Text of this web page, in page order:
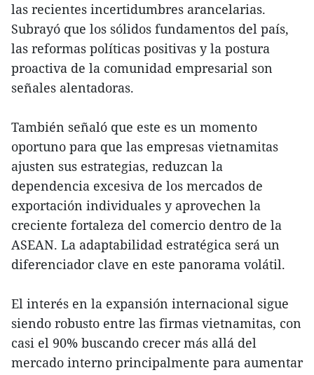
las recientes incertidumbres arancelarias.
Subrayó que los sólidos fundamentos del país,
las reformas políticas positivas y la postura
proactiva de la comunidad empresarial son
señales alentadoras.
También señaló que este es un momento
oportuno para que las empresas vietnamitas
ajusten sus estrategias, reduzcan la
dependencia excesiva de los mercados de
exportación individuales y aprovechen la
creciente fortaleza del comercio dentro de la
ASEAN. La adaptabilidad estratégica será un
diferenciador clave en este panorama volátil.
El interés en la expansión internacional sigue
siendo robusto entre las firmas vietnamitas, con
casi el 90% buscando crecer más allá del
mercado interno principalmente para aumentar